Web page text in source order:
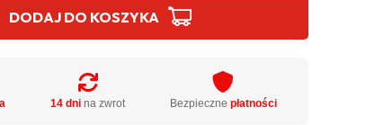
DODAJ DO KOSZYKA
14 dni na zwrot Bezpieczne płatności